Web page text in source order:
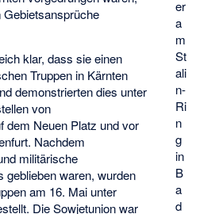
er
a
m
St
ali
n-
Ri
n
g
in
B
a
d
klar, dass sie einen
Truppen in Kärnten
demonstrierten dies unter
von
dem Neuen Platz und vor
Nachdem
militärische
geblieben waren, wurden
am 16. Mai unter
Die Sowjetunion war